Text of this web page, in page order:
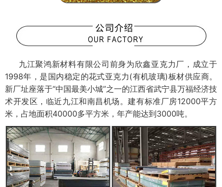
九江聚鸿新材料有限公司前身为欣鑫亚克力厂，成立于
1998年，是国内稳定的花式亚克力(有机玻璃)板材供应商。
新厂址座落于“中国最美小城”之一的江西省武宁县万福经济技
术开发区，临近九江和南昌机场。建有标准厂房12000平方
米，占地面积40000多平方米，年产能达到3000吨。